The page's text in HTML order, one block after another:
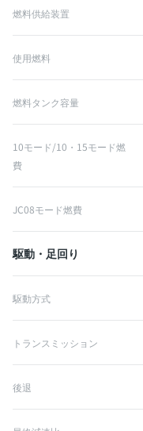
燃料供給装置
使用燃料
燃料タンク容量
10モード/10・15モード燃
費
JC08モード燃費
駆動・足回り
駆動方式
トランスミッション
後退